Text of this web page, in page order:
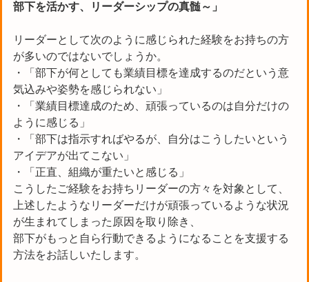
部下を活かす、リーダーシップの真髄～」
リーダーとして次のように感じられた経験をお持ちの方
が多いのではないでしょうか。
・「部下が何としても業績目標を達成するのだという意
気込みや姿勢を感じられない」
・「業績目標達成のため、頑張っているのは自分だけの
ように感じる」
・「部下は指示すればやるが、自分はこうしたいという
アイデアが出てこない」
・「正直、組織が重たいと感じる」
こうしたご経験をお持ちリーダーの方々を対象として、
上述したようなリーダーだけが頑張っているような状況
が生まれてしまった原因を取り除き、
部下がもっと自ら行動できるようになることを支援する
方法をお話しいたします。